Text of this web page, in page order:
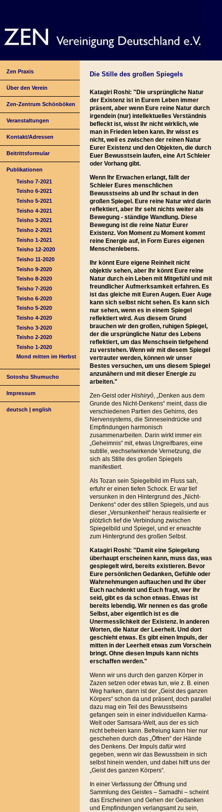
Zen Praxis
Über den Verein
Zen-Zentrum Schönböken
Veranstaltungen
Kontakt/Adressen
Beitrittsformular
Publikationen
Teisho 7-2021
Teisho 6-2021
Teisho 5-2021
Teisho 4-2021
Teisho 3-2021
Teisho 2-2021
Teisho 1-2021
Teisho 12-2020
Teisho 11-2020
Teisho 9-2020
Teisho 8-2020
Teisho 7-2020
Teisho 6-2020
Teisho 5-2020
Teisho 4-2020
Teisho 3-2020
Teisho 2-2020
Teisho 1-2020
Mond mitten im Herbst
Sotoshu Shumucho
Impressum
deutsch |english
Die Stille des großen Spiegels
Katagiri Roshi: "Die ursprüngliche Natur
der Existenz ist in Eurem Leben immer
präsent, aber wenn Eure reine Natur durch
irgendein (nur) intellektuelles Verständnis
befleckt ist, wisst Ihr nicht wirklich, wie
man in Frieden leben kann. Ihr wisst es
nicht, weil es zwischen der reinen Natur
Eurer Existenz und den Objekten, die durch
Euer Bewusstsein laufen, eine Art Schleier
oder Vorhang gibt.
Wenn Ihr Erwachen erlangt, fällt der
Schleier Eures menschlichen
Bewusstseins ab und Ihr schaut in den
großen Spiegel. Eure reine Natur wird darin
reflektiert, aber Ihr seht nichts weiter als
Bewegung - ständige Wandlung. Diese
Bewegung ist die reine Natur Eurer
Existenz. Von Moment zu Moment kommt
reine Energie auf, in Form Eures eigenen
Menschenlebens.
Ihr könnt Eure eigene Reinheit nicht
objektiv sehen, aber Ihr könnt Eure reine
Natur durch ein Leben mit Mitgefühl und mit
freundlicher Aufmerksamkeit erfahren. Es
ist das gleiche mit Euren Augen. Euer Auge
kann sich selbst nicht sehen. Es kann sich
nur sehen, wenn es in einem Spiegel
reflektiert wird. Aus diesem Grund
brauchen wir den großen, ruhigen Spiegel,
der die ursprüngliche Natur des Lebens
reflektiert, um das Menschsein tiefgehend
zu verstehen. Wenn wir mit diesem Spiegel
vertrauter werden, können wir unser
Bestes versuchen, um uns diesem Spiegel
anzunähern und mit dieser Energie zu
arbeiten."
Zen-Geist oder Hishiryô, „Denken aus dem
Grunde des Nicht-Denkens“ meint, dass die
verschiedenen Partien des Gehirns, des
Nervensystems, die Sinneseindrücke und
Empfindungen harmonisch
zusammenarbeiten. Darin wirkt immer ein
„Geheimnis“ mit, etwas Ungreifbares, eine
subtile, wechselwirkende Vernetzung, die
sich als Stille des großen Spiegels
manifestiert.
Als Tozan sein Spiegelbild im Fluss sah,
erfuhr er einen tiefen Schock. Er war tief
versunken in den Hintergrund des „Nicht-
Denkens“ oder des stillen Spiegels, und aus
dieser „Versunkenheit“ heraus realisierte er
plötzlich tief die Verbindung zwischen
Spiegelbild und Spiegel, und er erwachte
zum Hintergrund des großen Selbst.
Katagiri Roshi: "Damit eine Spiegelung
überhaupt erscheinen kann, muss das, was
gespiegelt wird, bereits existieren. Bevor
Eure persönlichen Gedanken, Gefühle oder
Wahrnehmungen auftauchen und Ihr über
Euch nachdenkt und Euch fragt, wer Ihr
seid, gibt es da schon etwas. Etwas ist
bereits lebendig. Wir nennen es das große
Selbst, aber eigentlich ist es die
Unermesslichkeit der Existenz. In anderen
Worten, die Natur der Leerheit. Und dort
geschieht etwas. Es gibt einen Impuls, der
mitten in der Leerheit etwas zum Vorschein
bringt. Ohne diesen Impuls kann nichts
erschaffen werden."
Wenn wir uns durch den ganzen Körper in
Zazen setzen oder etwas tun, wie z. B. einen
Weg harken, dann ist der „Geist des ganzen
Körpers“ schon da und präsent, doch parallel
dazu mag ein Teil des Bewusstseins
gefangen sein in einer individuellen Karma-
Welt oder Samsara-Welt, aus der es sich
nicht befreien kann. Befreiung kann hier nur
geschehen durch das „Öffnen“ der Hände
des Denkens. Der Impuls dafür wird
gegeben, wenn wir das Bewusstsein in sich
selbst hinein wenden, und dabei hilft uns der
„Geist des ganzen Körpers“.
In einer Verfassung der Öffnung und
Sammlung des Geistes – Samadhi – scheint
das Erscheinen und Gehen der Gedanken
und Empfindungen verlangsamt zu sein,